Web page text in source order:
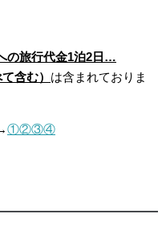
の旅行代金1泊2日…
含む） は含まれておりま
①②③④